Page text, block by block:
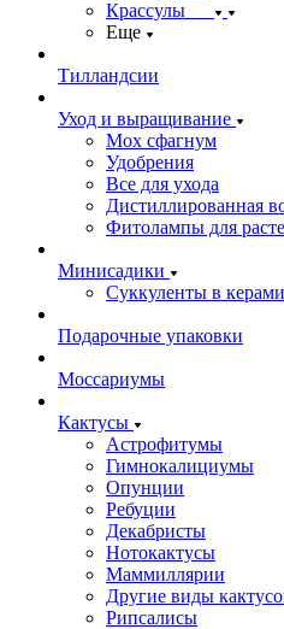
Крассулы
Еще
Тилландсии
Уход и выращивание
Мох сфагнум
Удобрения
Все для ухода
Дистиллированная
Фитолампы для
Минисадики
Суккуленты в
Подарочные упаковки
Моссариумы
Кактусы
Астрофитумы
Гимнокалициумы
Опунции
Ребуции
Декабристы
Нотокактусы
Маммиллярии
Другие виды
Рипсалисы